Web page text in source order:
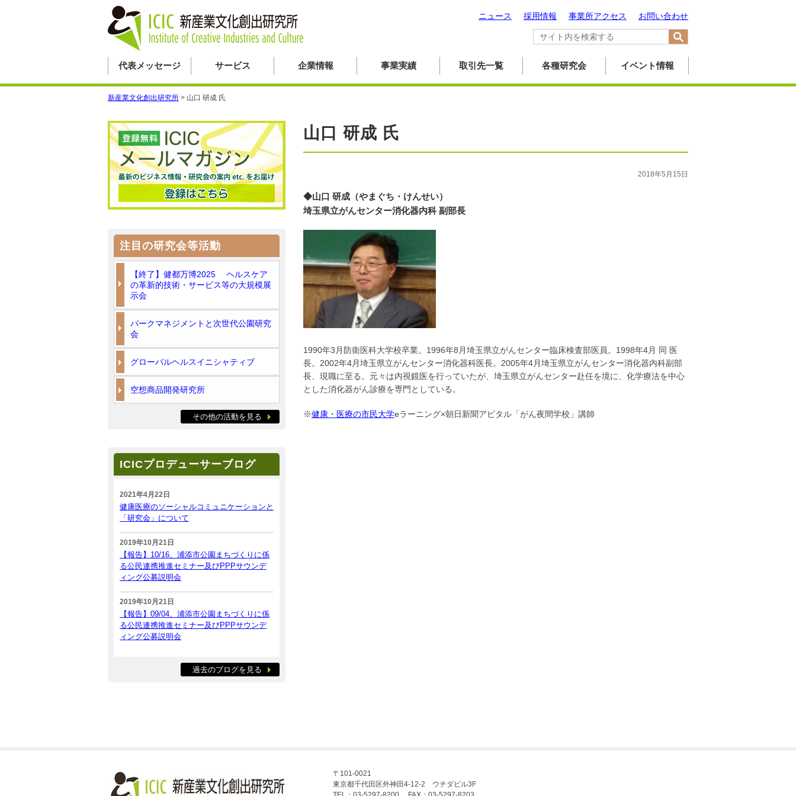
お問い合わせ
事業所アクセス
採用情報
ニュース
代表メッセージ サービス 企業情報 事業実績 取引先一覧 各種研究会 イベント情報
新産業文化創出研究所 > 山口 研成 氏
山口 研成 氏
2018年5月15日
◆山口 研成（やまぐち・けんせい）
埼玉県立がんセンター消化器内科 副部長
1990年3月防衛医科大学校卒業。1996年8月埼玉県立がんセンター臨床検査部医員。1998年4月 同 医
長。2002年4月埼玉県立がんセンター消化器科医長。2005年4月埼玉県立がんセンター消化器内科副部
長、現職に至る。元々は内視鏡医を行っていたが、埼玉県立がんセンター赴任を境に、化学療法を中心
とした消化器がん診療を専門としている。
※健康・医療の市民大学eラーニング×朝日新聞アピタル「がん夜間学校」講師
注目の研究会等活動
【終了】健都万博2025 ヘルスケア
の革新的技術・サービス等の大規模展
示会
パークマネジメントと次世代公園研究
会
グローバルヘルスイニシャティブ
空想商品開発研究所
その他の活動を見る
ICICプロデューサーブログ
2021年4月22日
健康医療のソーシャルコミュニケーションと
「研究会」について
2019年10月21日
【報告】10/16、浦添市公園まちづくりに係
る公民連携推進セミナー及びPPPサウンデ
ィング公募説明会
2019年10月21日
【報告】09/04、浦添市公園まちづくりに係
る公民連携推進セミナー及びPPPサウンデ
ィング公募説明会
過去のブログを見る
〒101-0021
東京都千代田区外神田4-12-2 ウチダビル3F